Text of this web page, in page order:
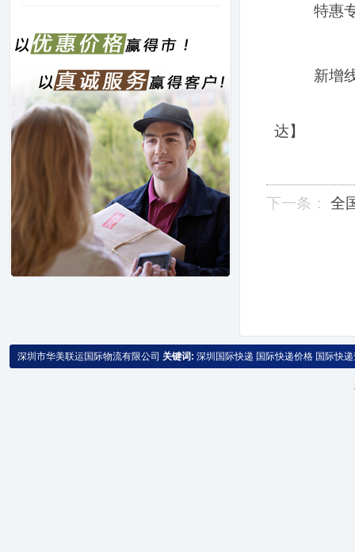
特惠专场
新增线路
达】
下一条：全
深圳市华美联运国际物流有限公司 关键词: 深圳国际快递 国际快递价格 国际快